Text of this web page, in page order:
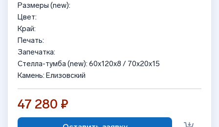
Размеры (new):
Цвет:
Край:
Печать:
Запечатка:
Стелла-тумба (new): 60x120x8 / 70x20x15
Камень: Елизовский
47 280 ₽